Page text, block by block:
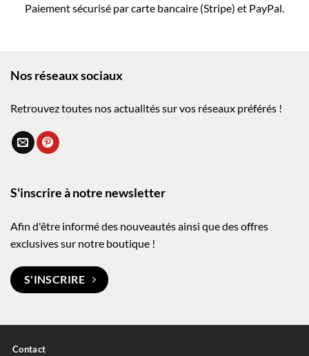
Paiement sécurisé par carte bancaire (Stripe) et PayPal.
Nos réseaux sociaux
Retrouvez toutes nos actualités sur vos réseaux préférés !
S'inscrire à notre newsletter
Afin d'être informé des nouveautés ainsi que des offres
exclusives sur notre boutique !
S'INSCRIRE
Contact